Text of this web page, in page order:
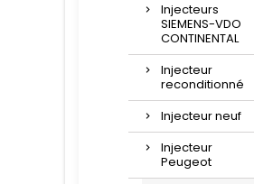
Injecteurs
SIEMENS-VDO
CONTINENTAL
Injecteur
reconditionné
Injecteur neuf
Injecteur
Peugeot